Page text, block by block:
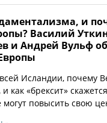
и
Василий
и Андрей Вульф
Исландии, почему
как «брексит»
повысить свою